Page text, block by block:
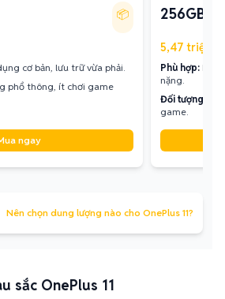
📦
cơ bản, lưu trữ vừa phải.
phổ thông, ít chơi game
ngay
256GB
5,47 triệu -
Phù hợp:
nặng.
Đối tượng:
game.
Nên chọn dung lượng nào cho OnePlus 11?
sắc OnePlus 11